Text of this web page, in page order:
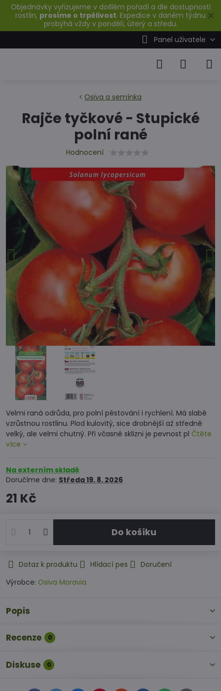
✕
Objednávky vyřizujeme v došlém pořadí a dle dostupnosti
rostlin, prosíme o trpělivost. Expedice v daném týdnu
probýhá vždy v pondělí, úterý a středu.
Panel uživatele
Osiva a semínka
Rajče tyčkové - Stupické
polní rané
Hodnocení
Velmi raná odrůda, pro polní pěstování i rychlení. Má slabě
vzrůstnou rostlinu. Plod kulovitý, sice drobnější až středně
velký, ale velmi chutný. Při včasné sklizni je pevnost pl Čtěte
více
Na externím skladě
Doručíme dne: Středa19. 8. 2026
21 Kč
Do košíku
Dotaz k produktu Hlídací pes
Doručení
Výrobce: Osiva Moravia
Popis
Recenze 0
Diskuse 0